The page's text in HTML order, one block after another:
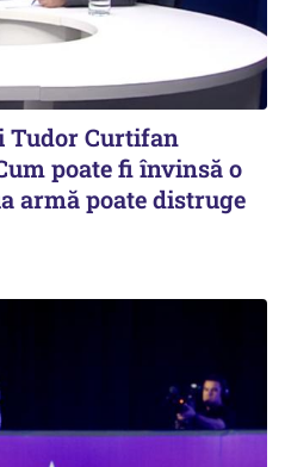
Tudor Curtifan
poate fi învinsă o
armă poate distruge